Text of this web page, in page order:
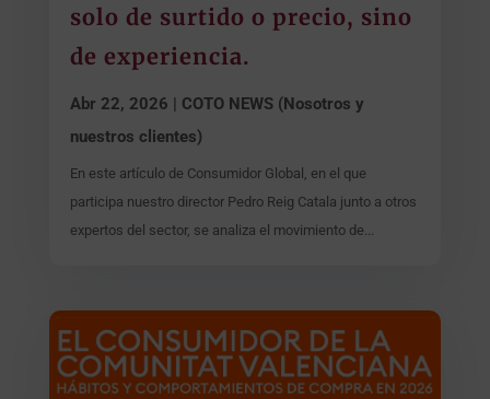
solo de surtido o precio, sino
de experiencia.
Abr 22, 2026 | COTO NEWS (Nosotros y
nuestros clientes)
En este artículo de Consumidor Global, en el que
participa nuestro director Pedro Reig Catala junto a otros
expertos del sector, se analiza el movimiento de...